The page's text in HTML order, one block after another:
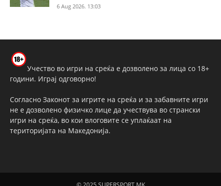
6 Aug 2026. 13:03
Учество во игри на среќа е дозволено за лица со 18+
години. Играј одговорно!
Согласно Законот за игрите на среќа и за забавните игри
не е дозволено физичко лице да учествува во странски
игри на среќа, во кои влоговите се уплаќаат на
територијата на Македонија.